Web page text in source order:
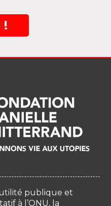
!
publique et
à l’ONU, la